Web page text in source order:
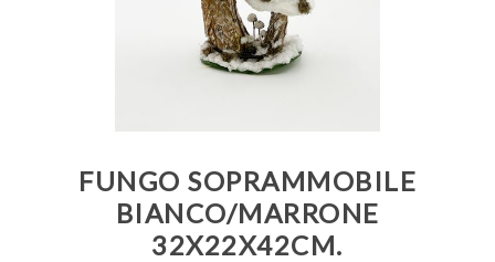
FUNGO SOPRAMMOBILE
BIANCO/MARRONE
32X22X42CM.